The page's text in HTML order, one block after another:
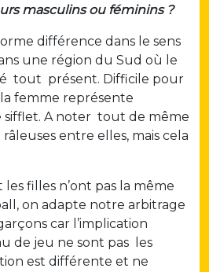
masculins ou féminins ?
différence dans le sens
une région du Sud où le
tout présent. Difficile pour
femme représente
sifflet. A noter tout de même
entre elles, mais cela
filles n’ont pas la même
on adapte notre arbitrage
car l’implication
de jeu ne sont pas les
est différente et ne